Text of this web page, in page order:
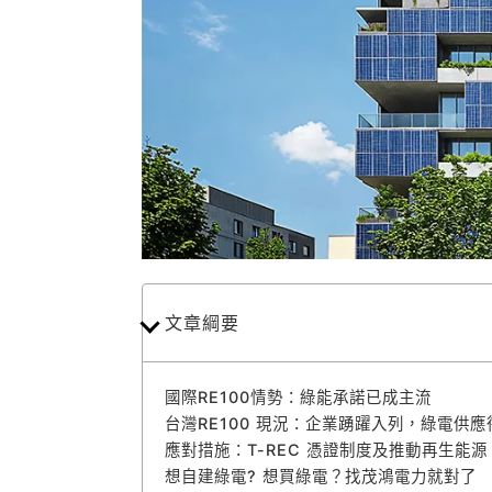
文章綱要
國際RE100情勢：綠能承諾已成主流
台灣RE100 現況：企業踴躍入列，綠電供應
應對措施：T-REC 憑證制度及推動再生能源
想自建綠電? 想買綠電？找茂鴻電力就對了